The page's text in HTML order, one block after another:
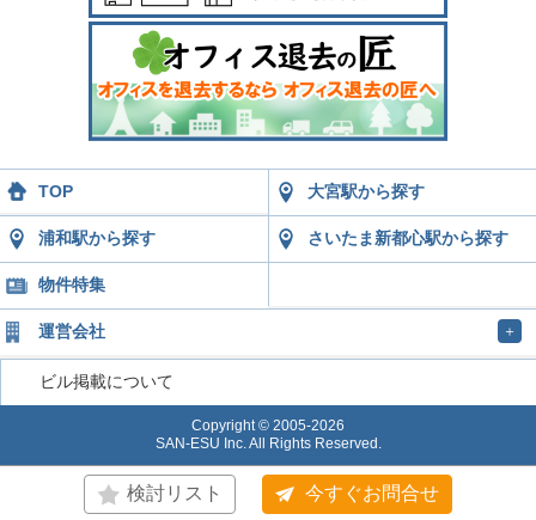
検討リスト 今すぐお問合せ
TOP 大宮駅から探す
浦和駅から探す さいたま新都心駅から探す
物件特集
運営会社 ＋
ビル掲載について
Copyright © 2005-2026
SAN-ESU Inc. All Rights Reserved.